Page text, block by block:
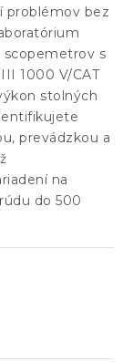
problémov bez
scopemetrov s
1000 V/CAT
stolných
prevádzkou a
na
do 500